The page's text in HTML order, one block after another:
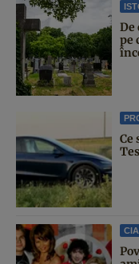
De
pe
Ce